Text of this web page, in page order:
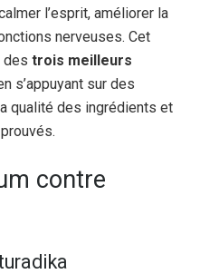
l’esprit, améliorer la
nerveuses. Cet
des trois meilleurs
s’appuyant sur des
qualité des ingrédients et
contre